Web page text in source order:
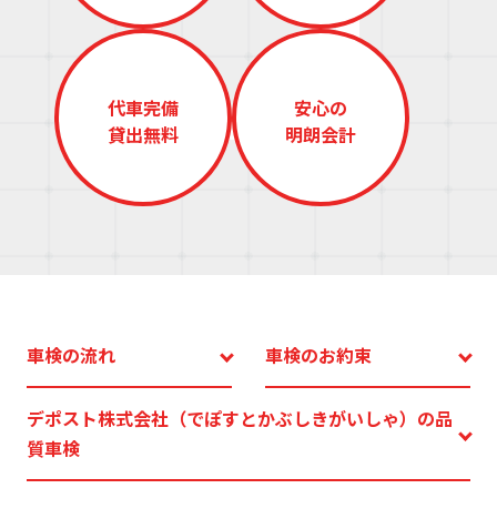
代車完備
貸出無料
安心の
明朗会計
車検の流れ 車検のお約束
デポスト株式会社（でぽすとかぶしきがいしゃ）の品
質車検